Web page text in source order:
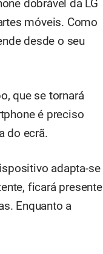
dobrável da LG
móveis. Como
desde o seu
que se tornará
é preciso
do ecrã.
adapta-se
ficará presente
Enquanto a